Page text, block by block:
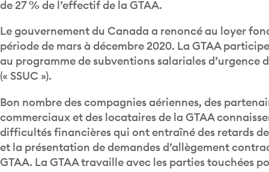
période de mars à décembre 2020. La GTAA
au programme de subventions salariales d’urgence
(« SSUC »).
commerciaux et des locataires de la GTAA
difficultés financières qui ont entraîné des retards
et la présentation de demandes d’allègement
GTAA. La GTAA travaille avec les parties touchées
examiner leur situation et envisager le report des